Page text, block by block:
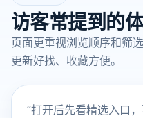
访客常提到的
页面更重视浏览顺序和筛
更新好找、收藏方便。
“打开后先看精选入口